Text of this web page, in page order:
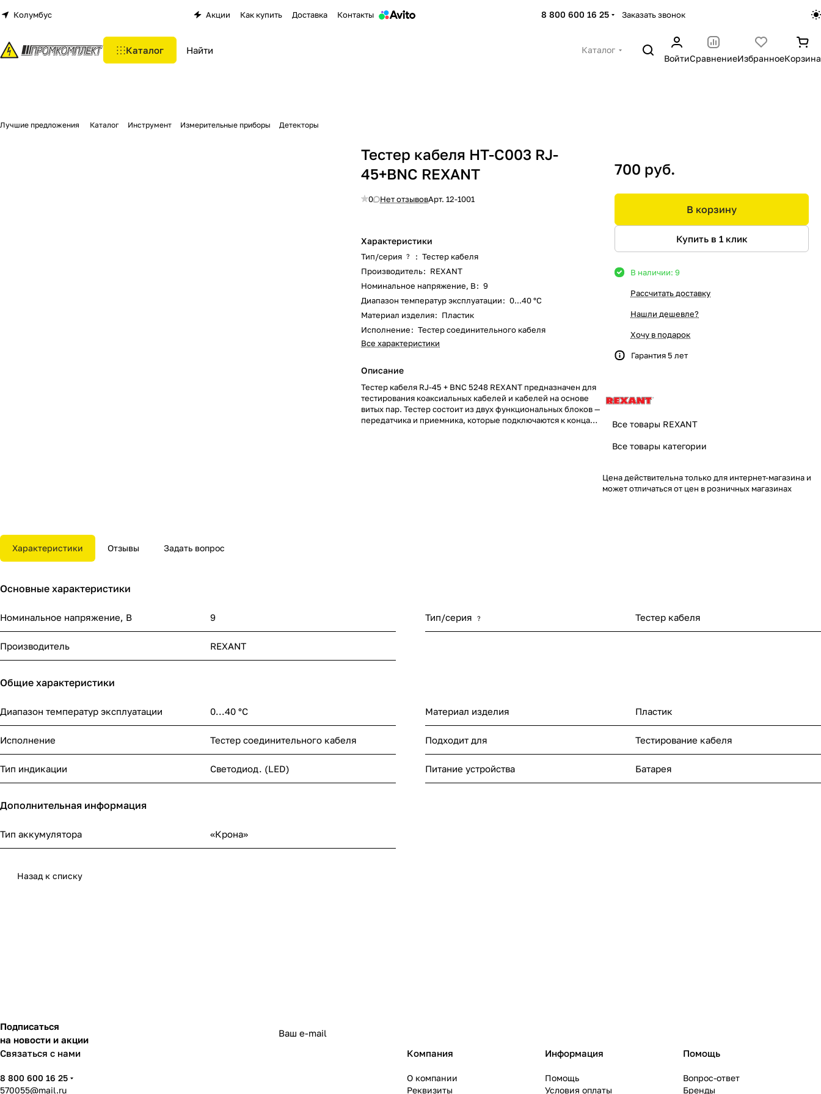
Колумбус Акции Как купить Доставка Контакты 8 800 600 16 25 Заказать звонок
Каталог
Каталог
ВойтиСравнениеИзбранноеКорзина
Лучшие предложения Каталог Инструмент Измерительные приборы Детекторы
Тестер кабеля HT-C003 RJ-
45+BNC REXANT
0 Нет отзывовАрт.12-1001
Характеристики
Тип/серия ? : Тестер кабеля
Производитель: REXANT
Номинальное напряжение, В: 9
Диапазон температур эксплуатации: 0...40 °C
Материал изделия: Пластик
Исполнение: Тестер соединительного кабеля
Все характеристики
Описание
Тестер кабеля RJ-45 + BNC 5248 REXANT предназначен для
тестирования коаксиальных кабелей и кабелей на основе
витых пар. Тестер состоит из двух функциональных блоков —
передатчика и приемника, которые подключаются к концам
700 руб.
В корзину
Купить в 1 клик
В наличии: 9
Рассчитать доставку
Нашли дешевле?
Хочу в подарок
Гарантия 5 лет
Все товары REXANT
Все товары категории
Цена действительна только для интернет-магазина и
может отличаться от цен в розничных магазинах
Характеристики Отзывы Задать вопрос
Основные характеристики
Номинальное напряжение, В 9 Тип/серия ? Тестер кабеля
Производитель REXANT
Общие характеристики
Диапазон температур эксплуатации 0...40 °C Материал изделия Пластик
Исполнение Тестер соединительного кабеля Подходит для Тестирование кабеля
Тип индикации Светодиод. (LED) Питание устройства Батарея
Дополнительная информация
Тип аккумулятора «Крона»
Назад к списку
Подписаться
на новости и акции
Связаться с нами
8 800 600 16 25
570055@mail.ru
Компания
О компании
Реквизиты
Информация
Помощь
Условия оплаты
Помощь
Вопрос-ответ
Бренды